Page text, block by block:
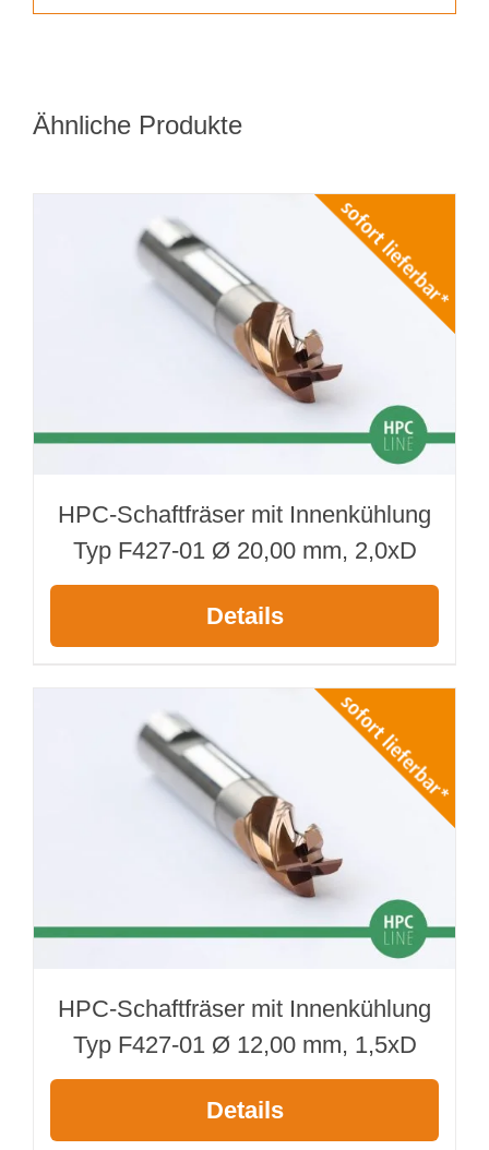
Ähnliche Produkte
HPC-Schaftfräser mit Innenkühlung
Typ F427-01 Ø 20,00 mm, 2,0xD
Details
HPC-Schaftfräser mit Innenkühlung
Typ F427-01 Ø 12,00 mm, 1,5xD
Details